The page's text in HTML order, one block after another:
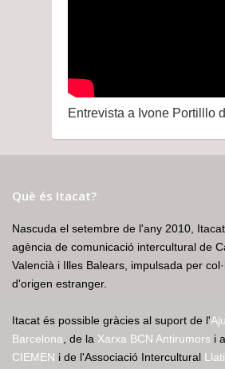
Entrevista a Ivone Portilllo
Què és Itacat?
Nascuda el setembre de l'any 2010,
agència de comunicació intercultural de
Valencià i Illes Balears, impulsada per
d'origen estranger.
Itacat és possible gràcies al suport de l'
Barcelona , de la Xarxa BCN Antirumors i
CIEMEN i de l'Associació Intercultural